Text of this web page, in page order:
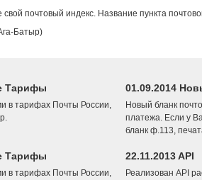
почтовый индекс. Название пункта
Батыр)
Тарифы
в тарифах Почты России,
01.09.2014
Новый бланк
платежа. Если у
бланк ф.113,
Тарифы
в тарифах Почты России,
22.11.2013 API
Реализован API